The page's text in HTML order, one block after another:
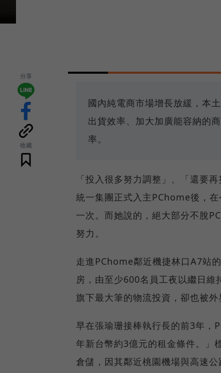
分享
收藏
國內純電商市場增長放緩，本
出貨效率、加大加廣能容納的
率。
「投入很多努力調整」、「還要
統一集團正式入主PChome後，
一次。而她說的，絕大部分不脫
努力。
走進PChome鄰近機捷林口A7站
房，由至少600名員工夜以繼日
旗下最大筆的物流投資，卻也被
早在張瑜珊接棒執行長的前3年
年新台幣約3億元的租金條件。」
倉儲，因其鄰近桃園機場與高速